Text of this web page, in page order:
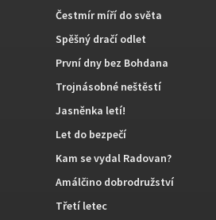
Čestmír míří do světa
Spěšný dračí odlet
První dny bez Bohdana
Trojnásobné neštěstí
Jasněnka letí!
Let do bezpečí
Kam se vydal Radovan?
Amálčino dobrodružství
Třetí letec